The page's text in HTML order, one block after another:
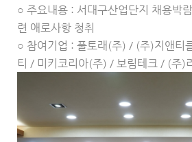
○ 주요내용 : 서대구산업단지 채용박
련 애로사항 청취
○ 참여기업 : 풀토래(주) / (주)지앤티
티 / 미키코리아(주) / 보림테크 / (주)